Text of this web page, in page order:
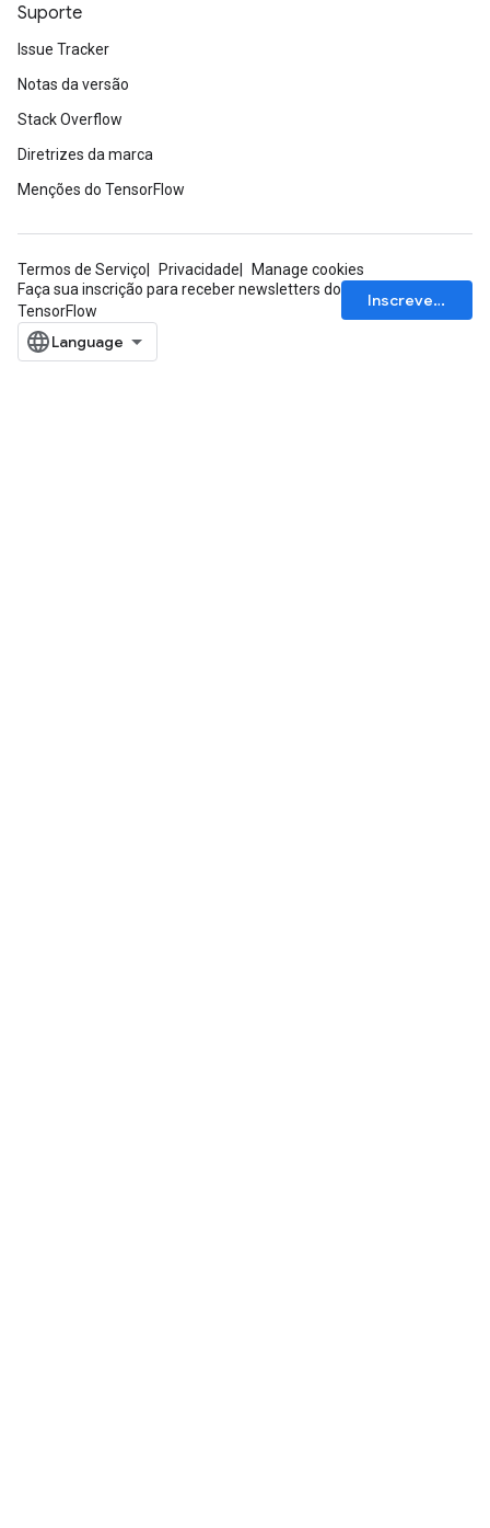
Suporte
Issue Tracker
Notas da versão
Stack Overflow
Diretrizes da marca
Menções do TensorFlow
Termos de Serviço Privacidade
Manage cookies
Faça sua inscrição para receber newsletters do
TensorFlow
Inscrever-se